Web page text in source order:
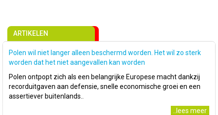
ARTIKELEN
Polen wil niet langer alleen beschermd worden. Het wil zo sterk
worden dat het niet aangevallen kan worden
Polen ontpopt zich als een belangrijke Europese macht dankzij
recorduitgaven aan defensie, snelle economische groei en een
assertiever buitenlands..
..lees meer